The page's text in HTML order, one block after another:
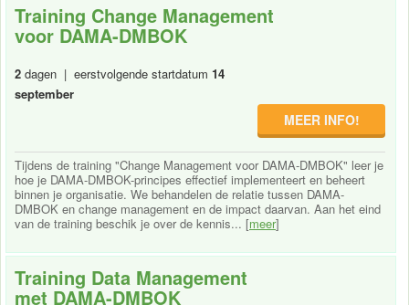
Training Change Management
voor DAMA-DMBOK
2 dagen | eerstvolgende startdatum 14
september
MEER INFO!
Tijdens de training "Change Management voor DAMA-DMBOK" leer je
hoe je DAMA-DMBOK-principes effectief implementeert en beheert
binnen je organisatie. We behandelen de relatie tussen DAMA-
DMBOK en change management en de impact daarvan. Aan het eind
van de training beschik je over de kennis... [meer]
Training Data Management
met DAMA-DMBOK